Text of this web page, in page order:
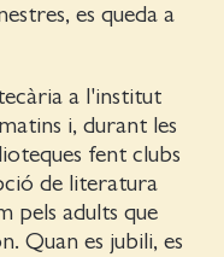
es queda a
a l'institut
i, durant les
fent clubs
de literatura
pels adults que
Quan es jubili, es